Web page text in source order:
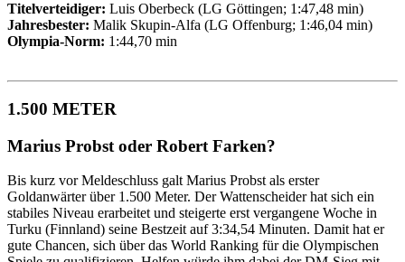
Titelverteidiger: Luis Oberbeck (LG Göttingen; 1:47,48 min)
Jahresbester: Malik Skupin-Alfa (LG Offenburg; 1:46,04 min)
Olympia-Norm: 1:44,70 min
1.500 METER
Marius Probst oder Robert Farken?
Bis kurz vor Meldeschluss galt Marius Probst als erster
Goldanwärter über 1.500 Meter. Der Wattenscheider hat sich ein
stabiles Niveau erarbeitet und steigerte erst vergangene Woche in
Turku (Finnland) seine Bestzeit auf 3:34,54 Minuten. Damit hat er
gute Chancen, sich über das World Ranking für die Olympischen